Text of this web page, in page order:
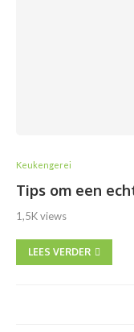
Keukengerei
Tips om een
1,5K views
LEES VERDER